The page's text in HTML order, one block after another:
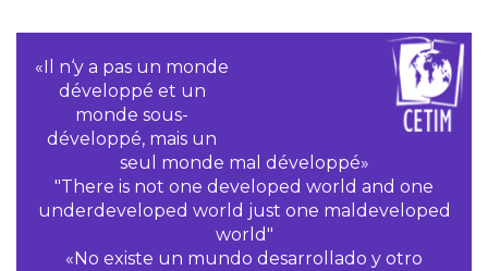
«Il n‘y a pas un monde
développé et un
monde sous-
développé, mais un
seul monde mal développé»
"There is not one developed world and one
underdeveloped world just one maldeveloped
world"
«No existe un mundo desarrollado y otro